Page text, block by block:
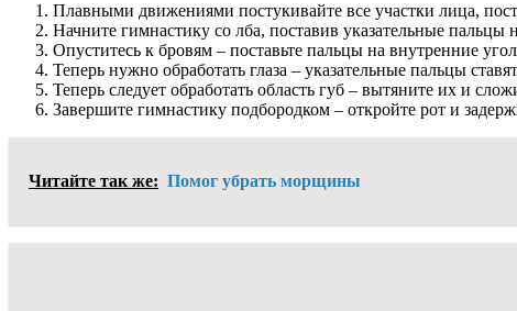
Плавными движениями постукивайте все участки лица,
Начните гимнастику со лба, поставив указательные
Опуститесь к бровям – поставьте пальцы на внутренние
Теперь нужно обработать глаза – указательные пальцы
Теперь следует обработать область губ – вытяните их и
Завершите гимнастику подбородком – откройте рот и
Читайте так же: Помог убрать морщины